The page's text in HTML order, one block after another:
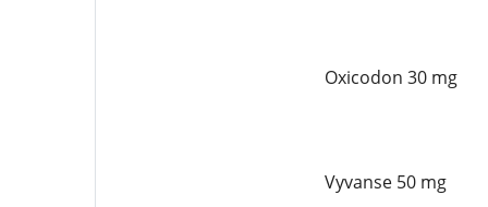
Oxicodon 30 mg
Vyvanse 50 mg